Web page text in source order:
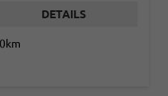
DETAILS